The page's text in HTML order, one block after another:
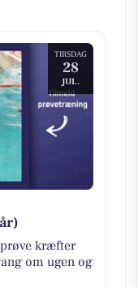
TIRSDAG
28
JUL.
kræfter
om ugen og